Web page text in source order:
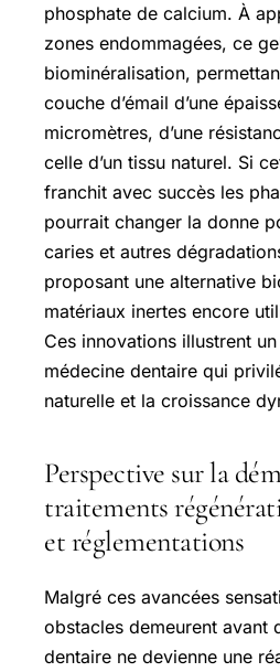
phosphate de calcium. À
zones endommagées, ce
biominéralisation,
couche d’émail d’une
micromètres, d’une
celle d’un tissu naturel. Si
franchit avec succès les
pourrait changer la donne
caries et autres
proposant une alternative
matériaux inertes encore
Ces innovations illustrent
médecine dentaire qui
naturelle et la croissance
Perspective sur la
traitements
et réglementations
Malgré ces avancées
obstacles demeurent avant
dentaire ne devienne une